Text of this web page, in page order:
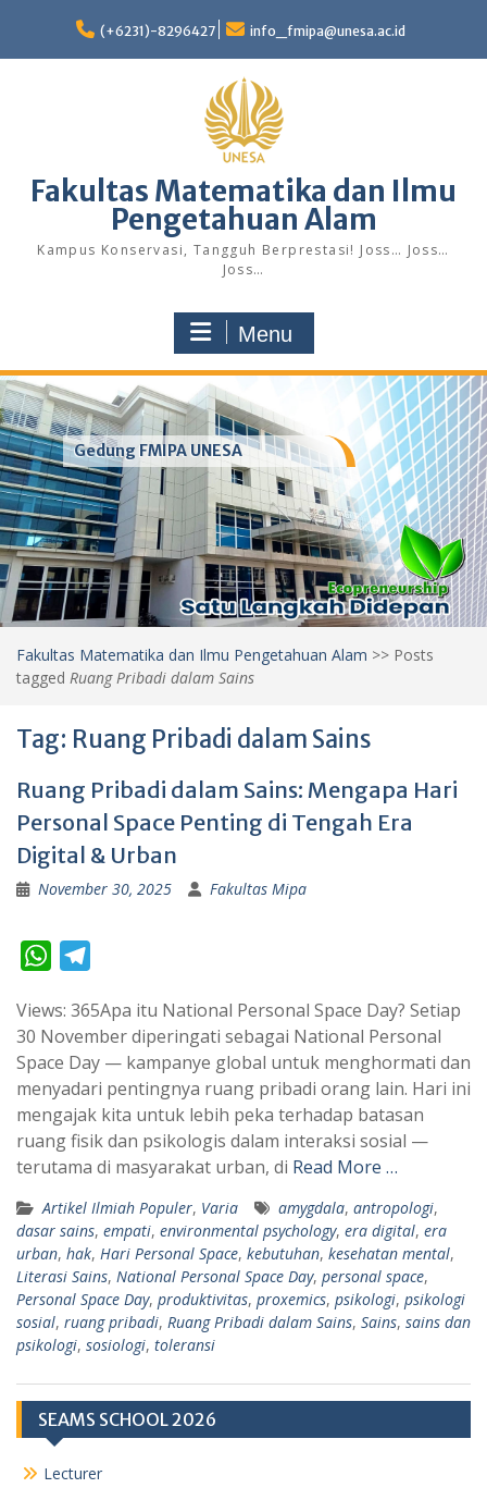
content
(+6231)-8296427 info_fmipa@unesa.ac.id
Fakultas Matematika dan Ilmu
Pengetahuan Alam
Kampus Konservasi, Tangguh Berprestasi! Joss… Joss…
Joss…
Menu
Gedung FMIPA UNESA
Fakultas Matematika dan Ilmu Pengetahuan Alam >> Posts
tagged Ruang Pribadi dalam Sains
Tag: Ruang Pribadi dalam Sains
Ruang Pribadi dalam Sains: Mengapa Hari
Personal Space Penting di Tengah Era
Digital & Urban
November 30, 2025 Fakultas Mipa
W
a
t
s
A
p
p
l
e
g
r
a
m
Views: 365Apa itu National Personal Space Day? Setiap
30 November diperingati sebagai National Personal
Space Day — kampanye global untuk menghormati dan
menyadari pentingnya ruang pribadi orang lain. Hari ini
mengajak kita untuk lebih peka terhadap batasan
ruang fisik dan psikologis dalam interaksi sosial —
terutama di masyarakat urban, di Read More …
Artikel Ilmiah Populer, Varia amygdala, antropologi,
dasar sains, empati, environmental psychology, era digital, era
urban, hak, Hari Personal Space, kebutuhan, kesehatan mental,
Literasi Sains, National Personal Space Day, personal space,
Personal Space Day, produktivitas, proxemics, psikologi, psikologi
sosial, ruang pribadi, Ruang Pribadi dalam Sains, Sains, sains dan
psikologi, sosiologi, toleransi
SEAMS SCHOOL 2026
Lecturer